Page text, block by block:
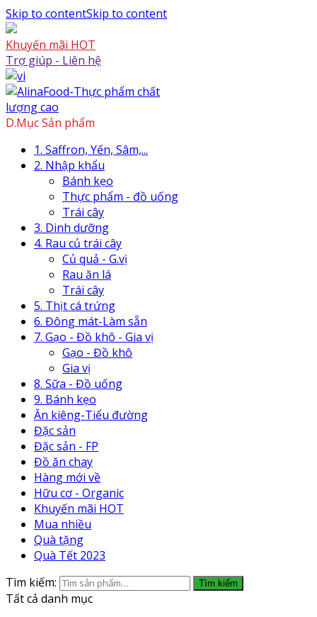
Skip to contentSkip to content
Khuyến mãi HOT
Trợ giúp - Liên hệ
D.Mục Sản phẩm
1. Saffron, Yến, Sâm,...
2. Nhập khẩu
Bánh kẹo
Thực phẩm - đồ uống
Trái cây
3. Dinh dưỡng
4. Rau củ trái cây
Củ quả - G.vị
Rau ăn lá
Trái cây
5. Thịt cá trứng
6. Đông mát-Làm sẵn
7. Gạo - Đồ khô - Gia vị
Gạo - Đồ khô
Gia vị
8. Sữa - Đồ uống
9. Bánh kẹo
Ăn kiêng-Tiểu đường
Đặc sản
Đặc sản - FP
Đồ ăn chay
Hàng mới về
Hữu cơ - Organic
Khuyến mãi HOT
Mua nhiều
Quà tặng
Quà Tết 2023
Tìm kiếm:
Tìm kiếm
Tất cả danh mục